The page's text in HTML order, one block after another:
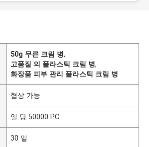
50g 무른 크림 병,
고품질 의 플라스틱 크림 병,
화장품 피부 관리 플라스틱 크림 병
협상 가능
일 당 50000 PC
30 일